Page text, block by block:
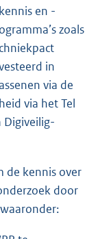
en -
zoals
in
via de
via het Tel
Digiveilig-
de kennis over
door